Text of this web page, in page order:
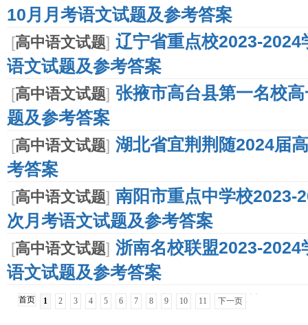
10月月考语文试题及参考答案
[高中语文试题] 辽宁省重点校2023-
语文试题及参考答案
[高中语文试题] 张掖市高台县第一名校
题及参考答案
[高中语文试题] 湖北省宜荆荆随2024届
考答案
[高中语文试题] 南阳市重点中学校2023-
次月考语文试题及参考答案
[高中语文试题] 浙南名校联盟2023-
语文试题及参考答案
首页 1 2 3 4 5 6 7 8 9 10 11 下一页